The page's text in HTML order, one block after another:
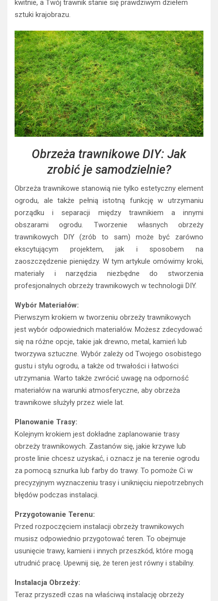
kwitnie, a Twój trawnik stanie się prawdziwym dziełem
sztuki krajobrazu.
Obrzeża trawnikowe DIY: Jak
zrobić je samodzielnie?
Obrzeża trawnikowe stanowią nie tylko estetyczny element
ogrodu, ale także pełnią istotną funkcję w utrzymaniu
porządku i separacji między trawnikiem a innymi
obszarami ogrodu. Tworzenie własnych obrzeży
trawnikowych DIY (zrób to sam) może być zarówno
ekscytującym projektem, jak i sposobem na
zaoszczędzenie pieniędzy. W tym artykule omówimy kroki,
materiały i narzędzia niezbędne do stworzenia
profesjonalnych obrzeży trawnikowych w technologii DIY.
Wybór Materiałów:
Pierwszym krokiem w tworzeniu obrzeży trawnikowych
jest wybór odpowiednich materiałów. Możesz zdecydować
się na różne opcje, takie jak drewno, metal, kamień lub
tworzywa sztuczne. Wybór zależy od Twojego osobistego
gustu i stylu ogrodu, a także od trwałości i łatwości
utrzymania. Warto także zwrócić uwagę na odporność
materiałów na warunki atmosferyczne, aby obrzeża
trawnikowe służyły przez wiele lat.
Planowanie Trasy:
Kolejnym krokiem jest dokładne zaplanowanie trasy
obrzeży trawnikowych. Zastanów się, jakie krzywe lub
proste linie chcesz uzyskać, i oznacz je na terenie ogrodu
za pomocą sznurka lub farby do trawy. To pomoże Ci w
precyzyjnym wyznaczeniu trasy i uniknięciu niepotrzebnych
błędów podczas instalacji.
Przygotowanie Terenu:
Przed rozpoczęciem instalacji obrzeży trawnikowych
musisz odpowiednio przygotować teren. To obejmuje
usunięcie trawy, kamieni i innych przeszkód, które mogą
utrudnić pracę. Upewnij się, że teren jest równy i stabilny.
Instalacja Obrzeży:
Teraz przyszedł czas na właściwą instalację obrzeży